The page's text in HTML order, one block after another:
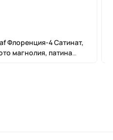
Флоренция-4 Сатинат,
магнолия, патина